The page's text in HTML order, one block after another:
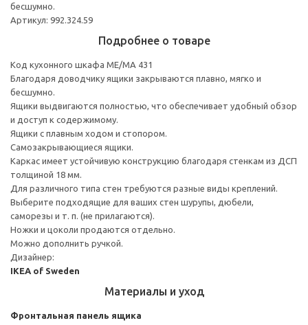
бесшумно.
Артикул: 992.324.59
Подробнее о товаре
Код кухонного шкафа ME/MA 431
Благодаря доводчику ящики закрываются плавно, мягко и
бесшумно.
Ящики выдвигаются полностью, что обеспечивает удобный обзор
и доступ к содержимому.
Ящики с плавным ходом и стопором.
Самозакрывающиеся ящики.
Каркас имеет устойчивую конструкцию благодаря стенкам из ДСП
толщиной 18 мм.
Для различного типа стен требуются разные виды креплений.
Выберите подходящие для ваших стен шурупы, дюбели,
саморезы и т. п. (не прилагаются).
Ножки и цоколи продаются отдельно.
Можно дополнить ручкой.
Дизайнер:
IKEA of Sweden
Материалы и уход
Фронтальная панель ящика